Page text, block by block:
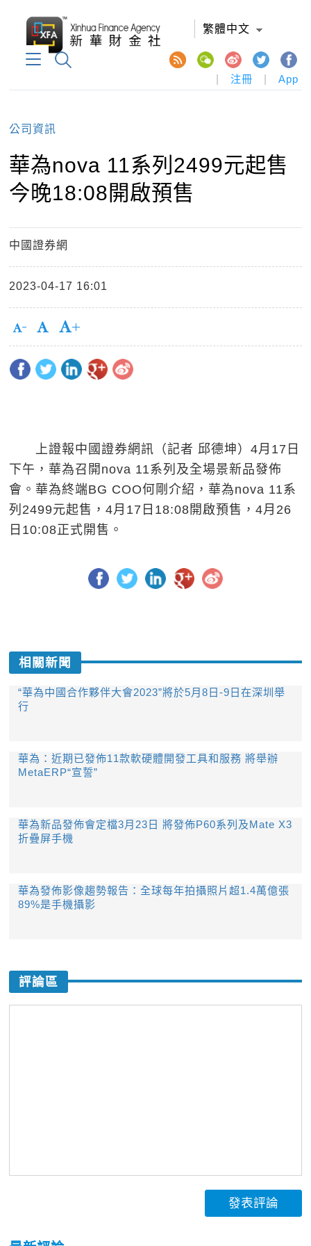
繁體中文
注冊 App
公司資訊
華為nova 11系列2499元起售
今晚18:08開啟預售
中國證券網
2023-04-17 16:01
上證報中國證券網訊（記者 邱德坤）4月17日
下午，華為召開nova 11系列及全場景新品發佈
會。華為終端BG COO何剛介紹，華為nova 11系
列2499元起售，4月17日18:08開啟預售，4月26
日10:08正式開售。
相關新聞
“華為中國合作夥伴大會2023”將於5月8日-9日在深圳舉
行
華為：近期已發佈11款軟硬體開發工具和服務 將舉辦
MetaERP“宣誓”
華為新品發佈會定檔3月23日 將發佈P60系列及Mate X3
折疊屏手機
華為發佈影像趨勢報告：全球每年拍攝照片超1.4萬億張
89%是手機攝影
評論區
發表評論